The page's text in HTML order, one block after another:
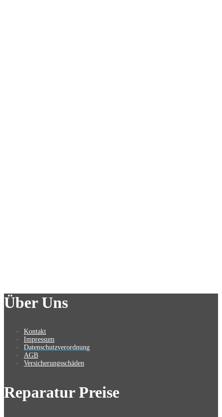
Über Uns
Kontakt
Impressum
Datenschutzverordnung
AGB
Versicherungsschäden
Reparatur Preise